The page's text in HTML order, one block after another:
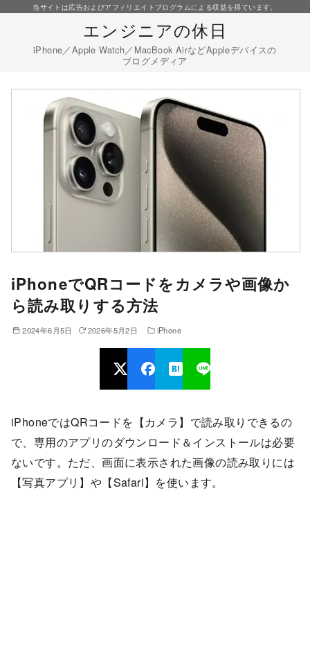
当サイトは広告およびアフィリエイトプログラムによる収益を得ています。
エンジニアの休日
iPhone／Apple Watch／MacBook AirなどAppleデバイスの
ブログメディア
iPhoneでQRコードをカメラや画像か
ら読み取りする方法
2024年6月5日 2026年5月2日 iPhone
iPhoneではQRコードを【カメラ】で読み取りできるの
で、専用のアプリのダウンロード＆インストールは必要
ないです。ただ、画面に表示された画像の読み取りには
【写真アプリ】や【Safari】を使います。